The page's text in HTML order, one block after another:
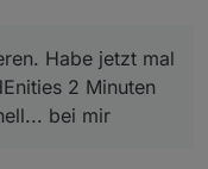
"Standby"
der Timer an
2 Minuten lang
bei mir
Habe jetzt mal
2 Minuten
bei mir